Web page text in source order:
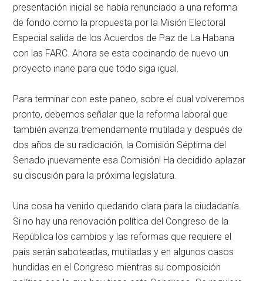
presentación inicial se había renunciado a una reforma
de fondo como la propuesta por la Misión Electoral
Especial salida de los Acuerdos de Paz de La Habana
con las FARC. Ahora se esta cocinando de nuevo un
proyecto inane para que todo siga igual.
Para terminar con este paneo, sobre el cual volveremos
pronto, debemos señalar que la reforma laboral que
también avanza tremendamente mutilada y después de
dos años de su radicación, la Comisión Séptima del
Senado ¡nuevamente esa Comisión! Ha decidido aplazar
su discusión para la próxima legislatura.
Una cosa ha venido quedando clara para la ciudadanía.
Si no hay una renovación política del Congreso de la
República los cambios y las reformas que requiere el
país serán saboteadas, mutiladas y en algunos casos
hundidas en el Congreso mientras su composición